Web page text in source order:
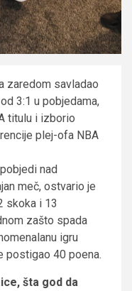
zaredom savladao
3:1 u pobjedama,
titulu i izborio
plej-ofa NBA
nad
meč, ostvario je
skoka i 13
zašto spada
igru
postigao 40 poena.
šta god da